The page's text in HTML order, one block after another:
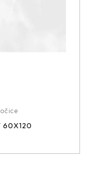
60X120